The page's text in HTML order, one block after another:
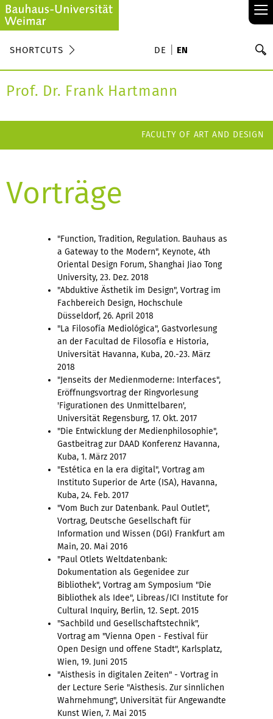
≡
SHORTCUTS DE EN
Prof. Dr. Frank Hartmann
FACULTY OF ART AND DESIGN
Vorträge
"Function, Tradition, Regulation. Bauhaus as
a Gateway to the Modern", Keynote, 4th
Oriental Design Forum, Shanghai Jiao Tong
University, 23. Dez. 2018
"Abduktive Ästhetik im Design", Vortrag im
Fachbereich Design, Hochschule
Düsseldorf, 26. April 2018
"La Filosofía Mediológica", Gastvorlesung
an der Facultad de Filosofía e Historia,
Universität Havanna, Kuba, 20.-23. März
2018
"Jenseits der Medienmoderne: Interfaces",
Eröffnungsvortrag der Ringvorlesung
'Figurationen des Unmittelbaren',
Universität Regensburg, 17. Okt. 2017
"Die Entwicklung der Medienphilosophie",
Gastbeitrag zur DAAD Konferenz Havanna,
Kuba, 1. März 2017
"Estética en la era digital", Vortrag am
Instituto Superior de Arte (ISA), Havanna,
Kuba, 24. Feb. 2017
"Vom Buch zur Datenbank. Paul Outlet",
Vortrag, Deutsche Gesellschaft für
Information und Wissen (DGI) Frankfurt am
Main, 20. Mai 2016
"Paul Otlets Weltdatenbank:
Dokumentation als Gegenidee zur
Bibliothek", Vortrag am Symposium "Die
Bibliothek als Idee", Libreas/ICI Institute for
Cultural Inquiry, Berlin, 12. Sept. 2015
"Sachbild und Gesellschaftstechnik",
Vortrag am "Vienna Open - Festival für
Open Design und offene Stadt", Karlsplatz,
Wien, 19. Juni 2015
"Aisthesis in digitalen Zeiten" - Vortrag in
der Lecture Serie "Aisthesis. Zur sinnlichen
Wahrnehmung", Universität für Angewandte
Kunst Wien, 7. Mai 2015